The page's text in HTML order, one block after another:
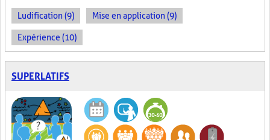
Ludification (9) Mise en application (9)
Expérience (10)
SUPERLATIFS